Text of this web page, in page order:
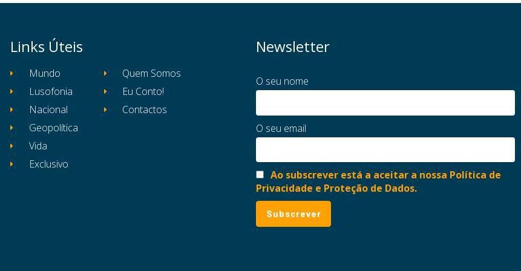
Links Úteis
Mundo
Lusofonia
Nacional
Geopolítica
Vida
Exclusivo
Quem Somos
Eu Conto!
Contactos
Newsletter
O seu nome
O seu email
Ao subscrever está a aceitar a nossa Política de
Privacidade e Proteção de Dados.